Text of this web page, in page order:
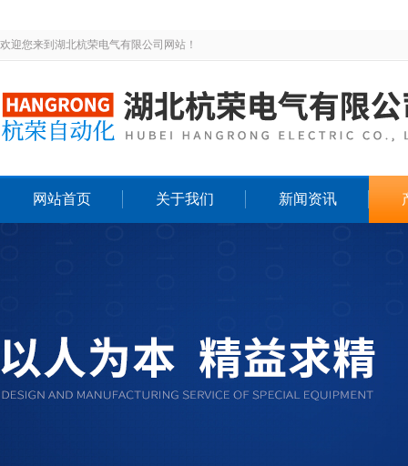
欢迎您来到湖北杭荣电气有限公司网站！
网站首页 关于我们 新闻资讯